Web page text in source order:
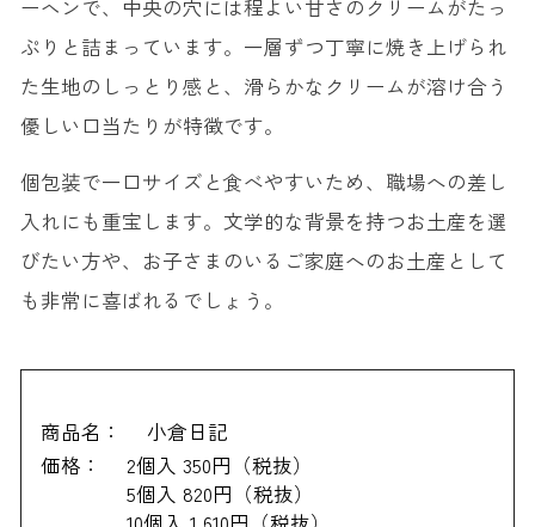
ーヘンで、中央の穴には程よい甘さのクリームがたっ
ぷりと詰まっています。一層ずつ丁寧に焼き上げられ
た生地のしっとり感と、滑らかなクリームが溶け合う
優しい口当たりが特徴です。
個包装で一口サイズと食べやすいため、職場への差し
入れにも重宝します。文学的な背景を持つお土産を選
びたい方や、お子さまのいるご家庭へのお土産として
も非常に喜ばれるでしょう。
商品名：
小倉日記
価格：
2個入 350円（税抜）
5個入 820円（税抜）